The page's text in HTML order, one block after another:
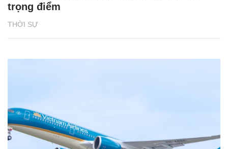
THỜI SỰ
trọng điểm